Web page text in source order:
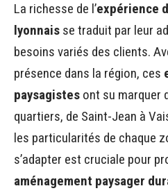
La richesse de l’expérience
lyonnais se traduit par leur
besoins variés des clients.
présence dans la région, ces
paysagistes ont su marquer
quartiers, de Saint-Jean à
les particularités de chaque
s’adapter est cruciale pour
aménagement paysager